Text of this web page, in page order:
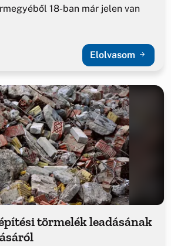
18-ban már jelen van
Elolvasom
törmelék leadásának